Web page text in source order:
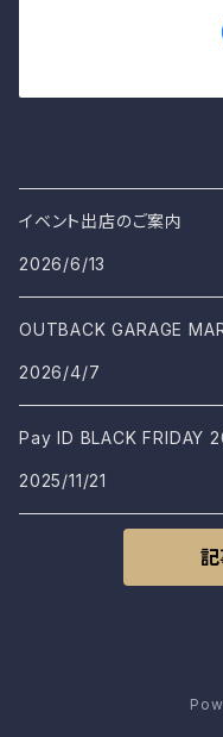
イベント出店のご案内
2026/6/13
OUTBACK GARAGE
2026/4/7
Pay ID BLACK FRIDAY
2025/11/21
記